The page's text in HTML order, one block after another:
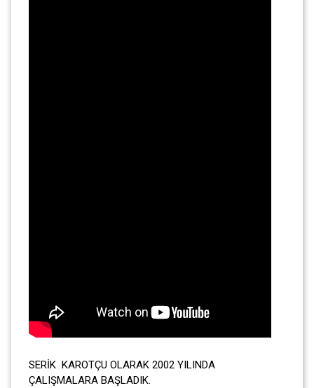
SERİK KAROTÇU OLARAK 2002 YILINDA
ÇALIŞMALARA BAŞLADIK.